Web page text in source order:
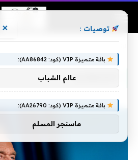
المتجولين
توصيات : ×
باقة متميزة VIP (كود: AA86842):
عالم الشباب
باقة متميزة VIP (كود: AA26790):
ماسنجر المسلم